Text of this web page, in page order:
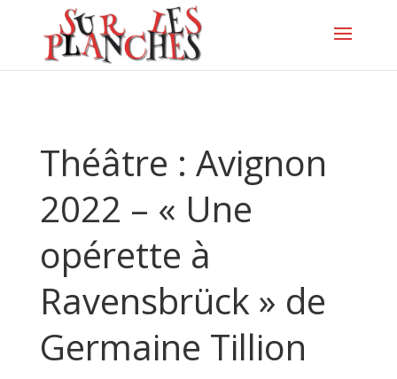
Théâtre : Avignon
2022 – « Une
opérette à
Ravensbrück » de
Germaine Tillion